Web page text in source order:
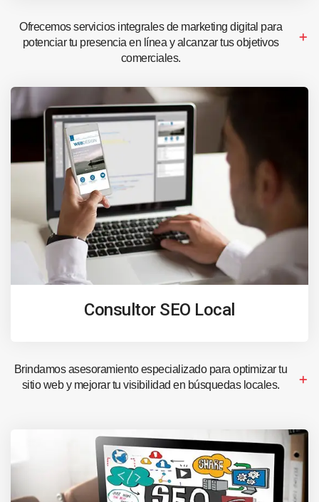
Ofrecemos servicios integrales de marketing digital para
potenciar tu presencia en línea y alcanzar tus objetivos
comerciales.
Consultor SEO Local
Brindamos asesoramiento especializado para optimizar tu
sitio web y mejorar tu visibilidad en búsquedas locales.